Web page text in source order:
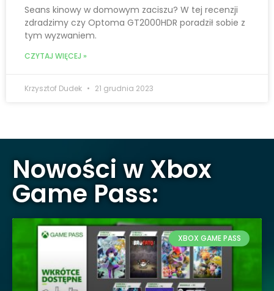
Seans kinowy w domowym zaciszu? W tej recenzji
zdradzimy czy Optoma GT2000HDR poradził sobie z
tym wyzwaniem.
CZYTAJ WIĘCEJ »
Krzysztof Dudek 21 grudnia 2023
Nowości w Xbox
Game Pass:
XBOX GAME PASS